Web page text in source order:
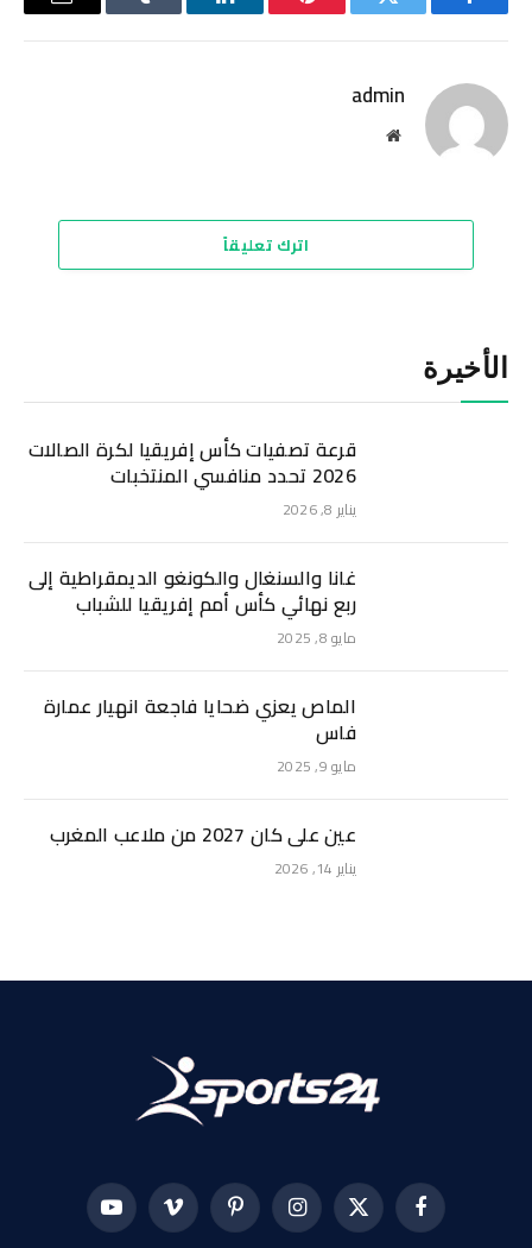
فيسبوك تويتر بينتيريستلينكدإن Tumblr
البريد
admin
موقع
اترك تعليقاً
الأخيرة
قرعة تصفيات كأس إفريقيا لكرة الصالات
2026 تحدد منافسي المنتخبات
يناير 8, 2026
غانا والسنغال والكونغو الديمقراطية إلى
ربع نهائي كأس أمم إفريقيا للشباب
مايو 8, 2025
الماص يعزي ضحايا فاجعة انهيار عمارة
فاس
مايو 9, 2025
عين على كان 2027 من ملاعب المغرب
يناير 14, 2026
فيسبوك X
(Twitter)
الانستغرامبينتيريستفيميو يوتيوب